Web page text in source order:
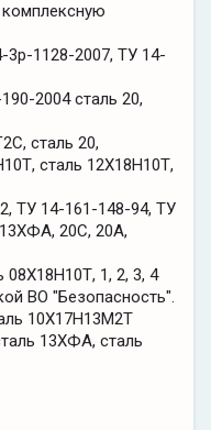
1128-2007, ТУ 14-
2004 сталь 20,
сталь 20,
сталь 12Х18Н10Т,
ТУ 14-161-148-94, ТУ
20С, 20А,
1, 2, 3, 4
ВО "Безопасность".
10Х17Н13М2Т
13ХФА, сталь